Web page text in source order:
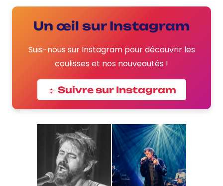
Un œil sur Instagram
Suis-nous sur Instagram pour découvrir les
coulisses et nos nouveautés !
☼ Suivre sur Instagram